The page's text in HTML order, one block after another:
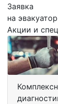
Заявка
на эвакуатор
Акции и